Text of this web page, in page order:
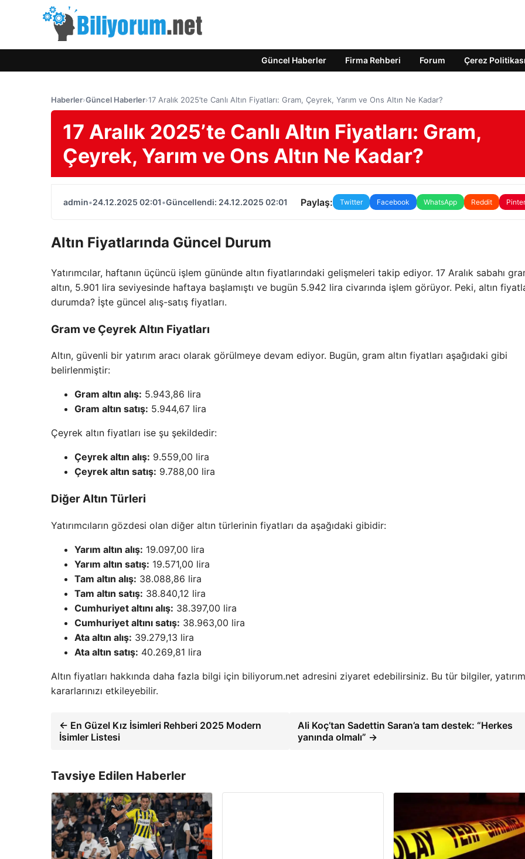
Güncel Haberler Firma Rehberi Forum Çerez Politikası
Haberler›Güncel Haberler›17 Aralık 2025’te Canlı Altın Fiyatları: Gram, Çeyrek, Yarım ve Ons Altın Ne Kadar?
17 Aralık 2025’te Canlı Altın Fiyatları: Gram,
Çeyrek, Yarım ve Ons Altın Ne Kadar?
admin•24.12.2025 02:01•Güncellendi: 24.12.2025 02:01 Paylaş: Twitter Facebook WhatsApp Reddit
Altın Fiyatlarında Güncel Durum
Yatırımcılar, haftanın üçüncü işlem gününde altın fiyatlarındaki gelişmeleri takip ediyor. 17 Aralık sabahı
altın, 5.901 lira seviyesinde haftaya başlamıştı ve bugün 5.942 lira civarında işlem görüyor. Peki, altın
durumda? İşte güncel alış-satış fiyatları.
Gram ve Çeyrek Altın Fiyatları
Altın, güvenli bir yatırım aracı olarak görülmeye devam ediyor. Bugün, gram altın fiyatları aşağıdaki gibi
belirlenmiştir:
Gram altın alış: 5.943,86 lira
Gram altın satış: 5.944,67 lira
Çeyrek altın fiyatları ise şu şekildedir:
Çeyrek altın alış: 9.559,00 lira
Çeyrek altın satış: 9.788,00 lira
Diğer Altın Türleri
Yatırımcıların gözdesi olan diğer altın türlerinin fiyatları da aşağıdaki gibidir:
Yarım altın alış: 19.097,00 lira
Yarım altın satış: 19.571,00 lira
Tam altın alış: 38.088,86 lira
Tam altın satış: 38.840,12 lira
Cumhuriyet altını alış: 38.397,00 lira
Cumhuriyet altını satış: 38.963,00 lira
Ata altın alış: 39.279,13 lira
Ata altın satış: 40.269,81 lira
Altın fiyatları hakkında daha fazla bilgi için biliyorum.net adresini ziyaret edebilirsiniz. Bu tür bilgiler, yatırım
kararlarınızı etkileyebilir.
← En Güzel Kız İsimleri Rehberi 2025 Modern
İsimler Listesi
Ali Koç’tan Sadettin Saran’a tam destek: “Herkes
yanında olmalı” →
Tavsiye Edilen Haberler